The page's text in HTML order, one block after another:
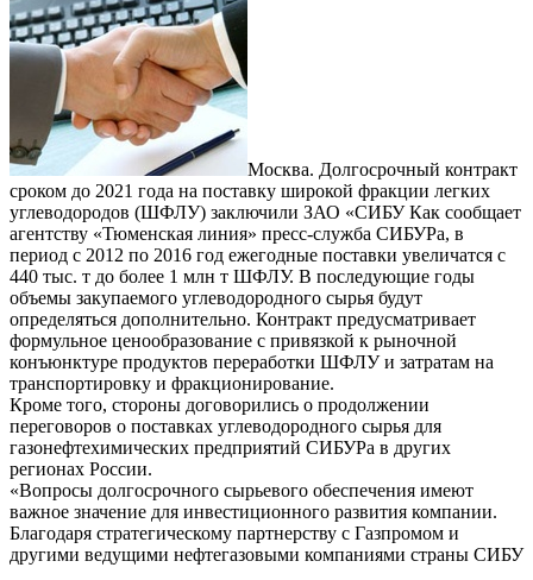
Москва. Долгосрочный контракт
сроком до 2021 года на поставку широкой фракции легких
углеводородов (ШФЛУ) заключили ЗАО «СИБУ Как сообщает
агентству «Тюменская линия» пресс-служба СИБУРа, в
период с 2012 по 2016 год ежегодные поставки увеличатся с
440 тыс. т до более 1 млн т ШФЛУ. В последующие годы
объемы закупаемого углеводородного сырья будут
определяться дополнительно. Контракт предусматривает
формульное ценообразование с привязкой к рыночной
конъюнктуре продуктов переработки ШФЛУ и затратам на
транспортировку и фракционирование.
Кроме того, стороны договорились о продолжении
переговоров о поставках углеводородного сырья для
газонефтехимических предприятий СИБУРа в других
регионах России.
«Вопросы долгосрочного сырьевого обеспечения имеют
важное значение для инвестиционного развития компании.
Благодаря стратегическому партнерству с Газпромом и
другими ведущими нефтегазовыми компаниями страны СИБУ